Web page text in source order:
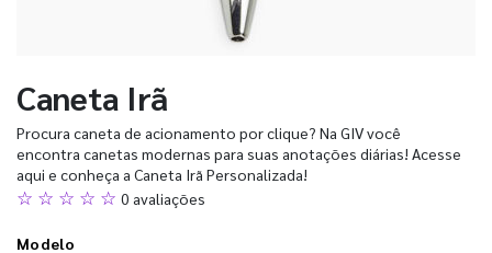
Caneta Irã
Procura caneta de acionamento por clique? Na GIV você
encontra canetas modernas para suas anotações diárias! Acesse
aqui e conheça a Caneta Irã Personalizada!
☆ ☆ ☆ ☆ ☆ 0 avaliações
Modelo